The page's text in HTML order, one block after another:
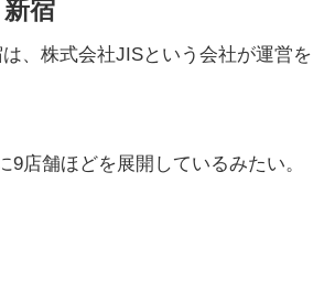
宿
、株式会社JISという会社が運営を
9店舗ほどを展開しているみたい。